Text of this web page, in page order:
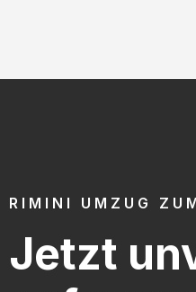
RIMINI UMZUG
Jetzt